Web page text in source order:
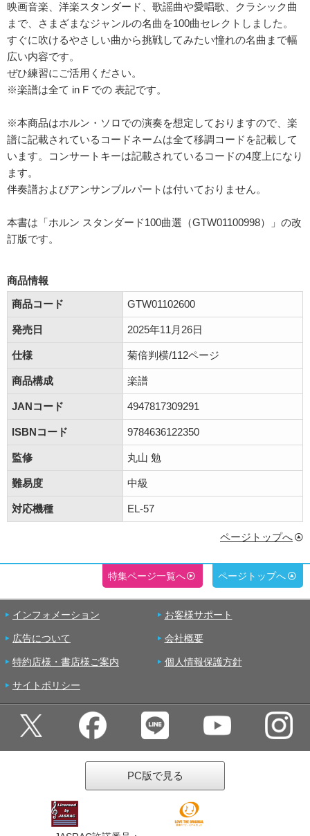
映画音楽、洋楽スタンダード、歌謡曲や愛唱歌、クラシック曲
まで、さまざまなジャンルの名曲を100曲セレクトしました。
すぐに吹けるやさしい曲から挑戦してみたい憧れの名曲まで幅
広い内容です。
ぜひ練習にご活用ください。
※楽譜は全て in F での 表記です。
※本商品はホルン・ソロでの演奏を想定しておりますので、楽
譜に記載されているコードネームは全て移調コードを記載して
います。コンサートキーは記載されているコードの4度上になり
ます。
伴奏譜およびアンサンブルパートは付いておりません。
本書は「ホルン スタンダード100曲選（GTW01100998）」の改
訂版です。
商品情報
商品コード
GTW01102600
発売日 2025年11月26日
仕様 菊倍判横/112ページ
商品構成 楽譜
JANコード 4947817309291
ISBNコード 9784636122350
監修 丸山 勉
難易度 中級
対応機種 EL-57
ページトップへ
特集ページ一覧へ ページトップへ
インフォメーション お客様サポート
広告について 会社概要
特約店様・書店様ご案内 個人情報保護方針
サイトポリシー
PC版で見る